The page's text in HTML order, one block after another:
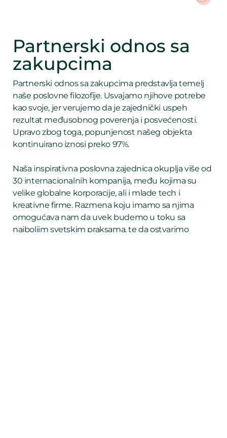
Partnerski odnos sa
zakupcima
Partnerski odnos sa zakupcima predstavlja temelj
naše poslovne filozofije. Usvajamo njihove potrebe
kao svoje, jer verujemo da je zajednički uspeh
rezultat međusobnog poverenja i posvećenosti.
Upravo zbog toga, popunjenost našeg objekta
kontinuirano iznosi preko 97%.
Naša inspirativna poslovna zajednica okuplja više od
30 internacionalnih kompanija, među kojima su
velike globalne korporacije, ali i mlade tech i
kreativne firme. Razmena koju imamo sa njima
omogućava nam da uvek budemo u toku sa
najboljim svetskim praksama, te da ostvarimo